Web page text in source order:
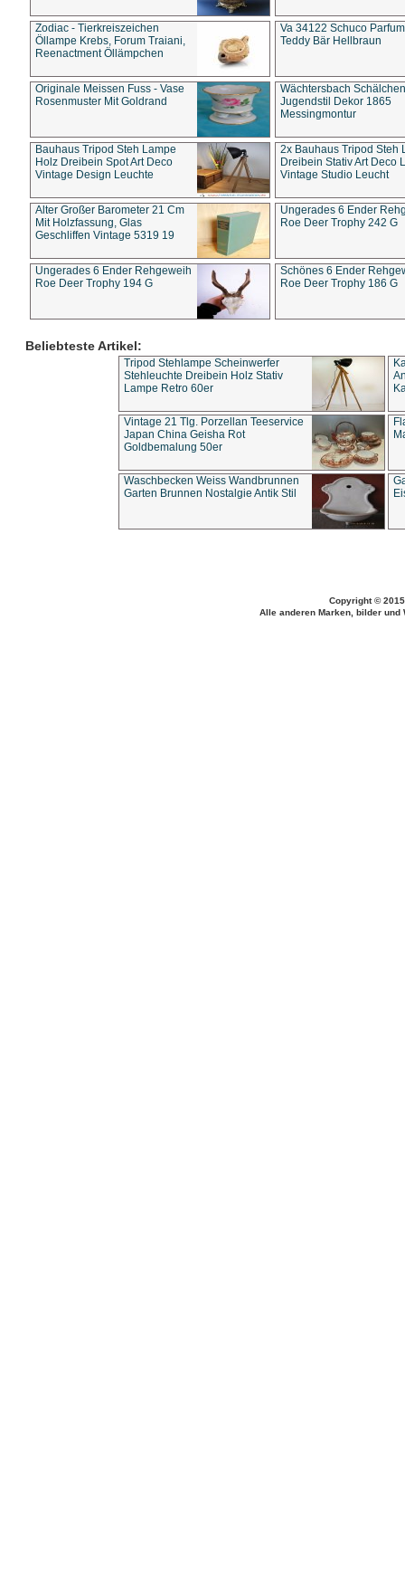
Zodiac - Tierkreiszeichen
Öllampe Krebs, Forum Traiani,
Reenactment Öllämpchen
Va 34122 Schuco
Teddy Bär Hellbraun
Originale Meissen Fuss - Vase
Rosenmuster Mit Goldrand
Wächtersbach Schälchen
Jugendstil Dekor 1865
Messingmontur
Bauhaus Tripod Steh Lampe
Holz Dreibein Spot Art Deco
Vintage Design Leuchte
2x Bauhaus Tripod Steh
Dreibein Stativ Art Deco
Vintage Studio Leucht
Alter Großer Barometer 21 Cm
Mit Holzfassung, Glas
Geschliffen Vintage 5319 19
Ungerades 6 Ender
Roe Deer Trophy 242 G
Ungerades 6 Ender Rehgeweih
Roe Deer Trophy 194 G
Schönes 6 Ender
Roe Deer Trophy 186 G
Beliebteste Artikel:
Tripod Stehlampe Scheinwerfer
Stehleuchte Dreibein Holz Stativ
Lampe Retro 60er
Vintage 21 Tlg. Porzellan Teeservice
Japan China Geisha Rot
Goldbemalung 50er
Waschbecken Weiss Wandbrunnen
Garten Brunnen Nostalgie Antik Stil
Copyright ©
Alle anderen Marken, bilder und